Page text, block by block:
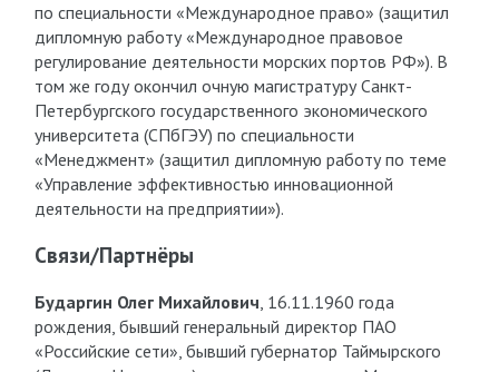
по специальности «Международное право» (защитил
дипломную работу «Международное правовое
регулирование деятельности морских портов РФ»). В
том же году окончил очную магистратуру Санкт-
Петербургского государственного экономического
университета (СПбГЭУ) по специальности
«Менеджмент» (защитил дипломную работу по теме
«Управление эффективностью инновационной
деятельности на предприятии»).
Связи/Партнёры
Бударгин Олег Михайлович, 16.11.1960 года
рождения, бывший генеральный директор ПАО
«Российские сети», бывший губернатор Таймырского